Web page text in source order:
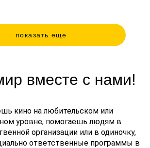
показать еще
вместе с нами!
кино на любительском или
уровне, помогаешь людям в
организации или в одиночку,
ответственные программы в